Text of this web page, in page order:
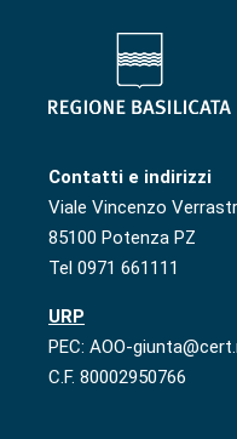
Contatti e indirizzi
Viale Vincenzo
85100 Potenza PZ
Tel 0971 661111
URP
PEC: AOO-
C.F. 80002950766